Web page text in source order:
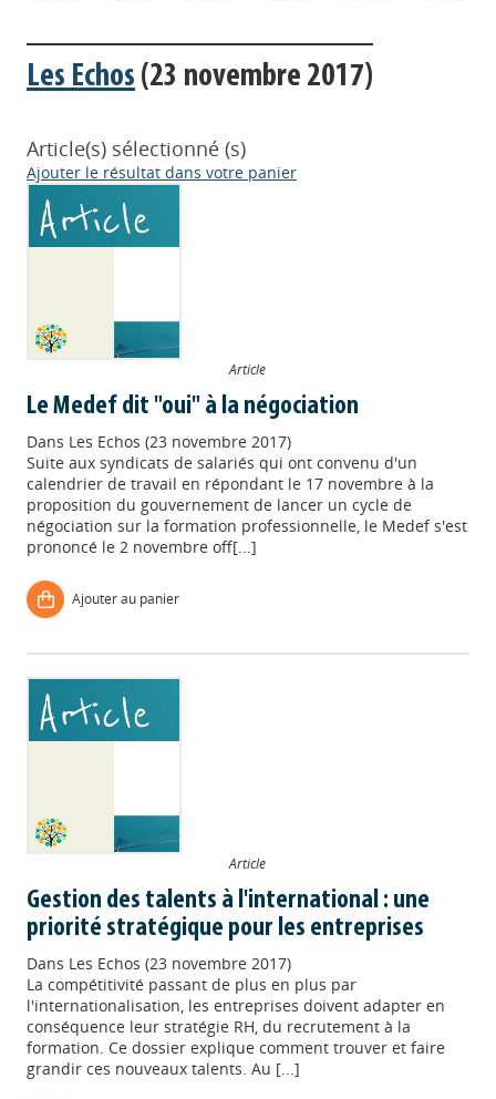
Les Echos (23 novembre 2017)
Article(s) sélectionné (s)
Ajouter le résultat dans votre panier
Article
Le Medef dit "oui" à la négociation
Dans Les Echos (23 novembre 2017)
Suite aux syndicats de salariés qui ont convenu d'un
calendrier de travail en répondant le 17 novembre à la
proposition du gouvernement de lancer un cycle de
négociation sur la formation professionnelle, le Medef s'est
prononcé le 2 novembre off[...]
Ajouter au panier
Article
Gestion des talents à l'international : une
priorité stratégique pour les entreprises
Dans Les Echos (23 novembre 2017)
La compétitivité passant de plus en plus par
l'internationalisation, les entreprises doivent adapter en
conséquence leur stratégie RH, du recrutement à la
formation. Ce dossier explique comment trouver et faire
grandir ces nouveaux talents. Au [...]
Appels à projets